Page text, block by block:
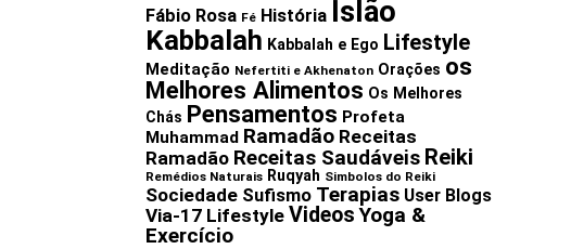
Fábio Rosa Fé História Islão
Kabbalah Kabbalah e Ego Lifestyle
Meditação Nefertiti e Akhenaton Orações os
Melhores Alimentos Os Melhores
Chás Pensamentos Profeta
Muhammad Ramadão Receitas
Ramadão Receitas Saudáveis Reiki
Remédios Naturais Ruqyah Simbolos do Reiki
Sociedade Sufismo Terapias User Blogs
Via-17 Lifestyle Videos Yoga &
Exercício